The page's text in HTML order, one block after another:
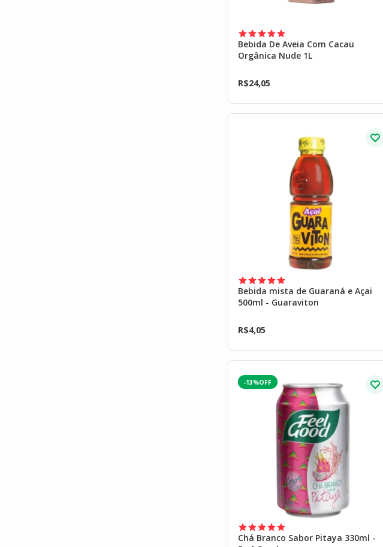
Bebida De Aveia Com Cacau
Orgânica Nude 1L
R$24,05
Bebida mista de Guaraná e Açai
500ml - Guaraviton
R$4,05
-13%
Chá Branco Sabor Pitaya 330ml -